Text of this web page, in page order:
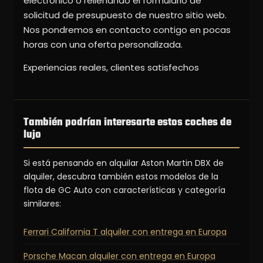
solicitud de presupuesto de nuestro sitio web.
Nos pondremos en contacto contigo en pocas
horas con una oferta personalizada.
Experiencias reales, clientes satisfechos
También podrían interesarte estos coches de
lujo
Si está pensando en alquilar Aston Martin DBX de
alquiler, descubra también estos modelos de la
flota de GC Auto con características y categoría
similares:
Ferrari California T alquiler con entrega en Europa
Porsche Macan alquiler con entrega en Europa